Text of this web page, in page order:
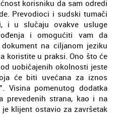
korisniku da sam odredi
Prevodioci i sudski tumači
i u slučaju ovakve usluge
i omogućiti vam da
na ciljanom jeziku
koristite u praksi. Ono što će
uobičajenih okolnosti jeste
će biti uvećana za iznos
Visina pomenutog dodatka
prevedenih strana, kao i na
klijent ostavio za završetak